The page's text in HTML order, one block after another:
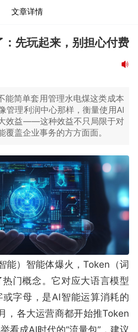
文章详情
先玩起来，别担心付费
能简单套用管理水电煤这类成本
管理利润中心那样，衡量使用AI
效益——这种效益不只局限于对
覆盖企业事务的方方面面。
能）智能体爆火，Token（词
门概念。它对应大语言模型
字母，是AI智能运算消耗的
，各大运营商都开始推Token